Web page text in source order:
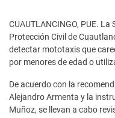
CUAUTLANCINGO, PUE.
Protección Civil de
detectar mototaxis que
por menores de edad o
De acuerdo con la
Alejandro Armenta y la
Muñoz, se llevan a cabo